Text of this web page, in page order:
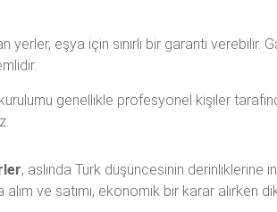
yerler, eşya için sınırlı bir garanti
genellikle profesyonel kişiler
, aslında Türk düşüncesinin
ve satımı, ekonomik bir karar alırken